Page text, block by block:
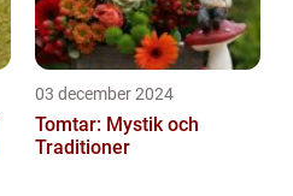
03 december 2024
Tomtar: Mystik och
Traditioner